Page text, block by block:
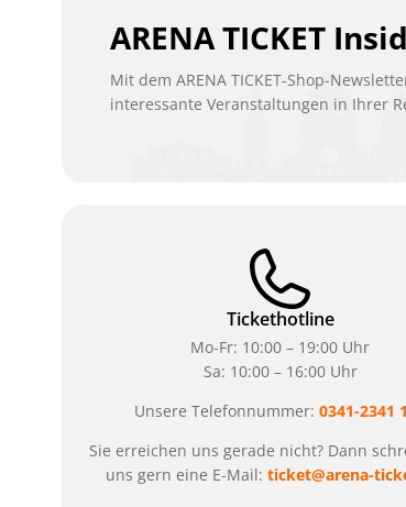
ARENA TICKET
Mit dem ARENA TICKET-Shop-
interessante Veranstaltungen in Ihrer
Tickethotline
Mo-Fr: 10:00 – 19:00 Uhr
Sa: 10:00 – 16:00 Uhr
Unsere Telefonnummer:0341-2341
Sie erreichen uns gerade nicht? Dann
uns gern eine E-Mail: ticket@arena-